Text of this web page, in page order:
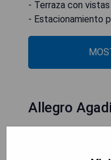
- Terraza con vistas
- Estacionamiento
Allegro